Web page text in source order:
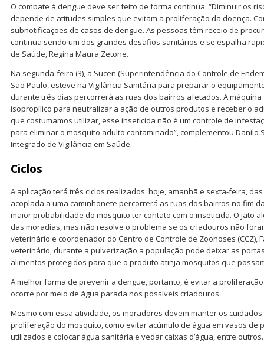
O combate à dengue deve ser feito de forma contínua. “Diminuir os
depende de atitudes simples que evitam a proliferação da doença.
subnotificações de casos de dengue. As pessoas têm receio de
continua sendo um dos grandes desafios sanitários e se espalha
de Saúde, Regina Maura Zetone.
Na segunda-feira (3), a Sucen (Superintendência do Controle de
São Paulo, esteve na Vigilância Sanitária para preparar o
durante três dias percorrerá as ruas dos bairros afetados. A
isopropílico para neutralizar a ação de outros produtos e receber o
que costumamos utilizar, esse inseticida não é um controle de
para eliminar o mosquito adulto contaminado”, complementou Danilo
Integrado de Vigilância em Saúde.
Ciclos
A aplicação terá três ciclos realizados: hoje, amanhã e sexta-feira, das
acoplada a uma caminhonete percorrerá as ruas dos bairros no fim
maior probabilidade do mosquito ter contato com o inseticida. O jato
das moradias, mas não resolve o problema se os criadouros não
veterinário e coordenador do Centro de Controle de Zoonoses (CCZ),
veterinário, durante a pulverização a população pode deixar as
alimentos protegidos para que o produto atinja mosquitos que
A melhor forma de prevenir a dengue, portanto, é evitar a
ocorre por meio de água parada nos possíveis criadouros.
Mesmo com essa atividade, os moradores devem manter os
proliferação do mosquito, como evitar acúmulo de água em vasos de
utilizados e colocar água sanitária e vedar caixas d’água, entre